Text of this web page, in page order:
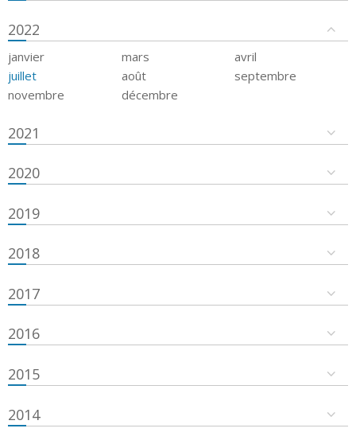
2022
janvier mars
avril
juillet
août
septembre
novembre
décembre
2021
2020
2019
2018
2017
2016
2015
2014